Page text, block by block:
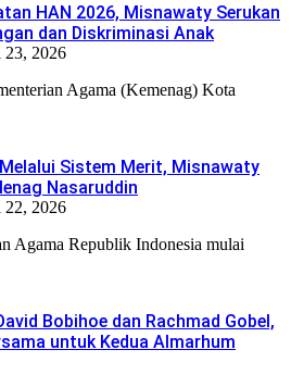
HAN 2026, Misnawaty Serukan
dan Diskriminasi Anak
23, 2026
Agama (Kemenag) Kota
Sistem Merit, Misnawaty
Nasaruddin
22, 2026
Agama Republik Indonesia mulai
Bobihoe dan Rachmad Gobel,
untuk Kedua Almarhum